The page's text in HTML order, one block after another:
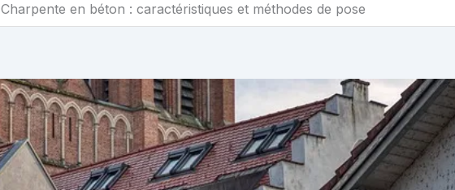
Charpente en béton : caractéristiques et méthodes de pose